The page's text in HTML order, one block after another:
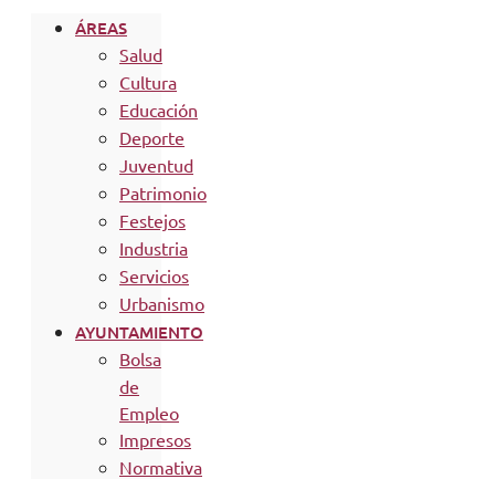
ÁREAS
Salud
Cultura
Educación
Deporte
Juventud
Patrimonio
Festejos
Industria
Servicios
Urbanismo
AYUNTAMIENTO
Bolsa
de
Empleo
Impresos
Normativa